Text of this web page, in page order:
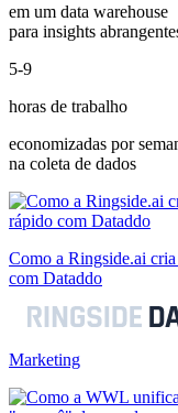
em um data warehouse
para insights
5-9
horas de trabalho
economizadas por
na coleta de dados
Como a Ringside.ai
com Dataddo
Marketing